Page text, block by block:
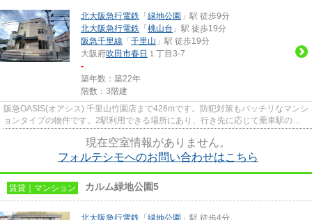
北大阪急行電鉄 「 緑地公園 」駅 徒歩9分
北大阪急行電鉄 「 桃山台 」駅 徒歩19分
阪急千里線 「 千里山 」駅 徒歩19分
大阪府吹田市春日 １丁目3-7
-
築年数：築22年
階数：3階建
阪急OASIS(オアシス) 千里山竹園店まで426mです。防犯対策もバッチリなマンシ
ョンタイプの物件です。2駅利用できる場所にあり、行き先に応じて乗車駅の使
現在空室情報がありません。
フォルテシモへのお問い合わせはこちら
賃貸｜マンション カルム緑地公園5
北大阪急行電鉄 「 緑地公園 」駅 徒歩4分